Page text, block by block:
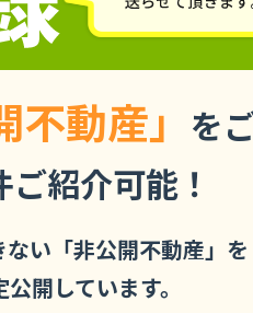
不動産」 を
ご紹介可能！
い「非公開不動産」を
開しています。